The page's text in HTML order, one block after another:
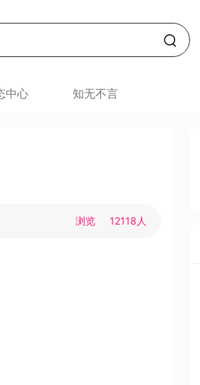
中心 知无不言
浏览 12118人